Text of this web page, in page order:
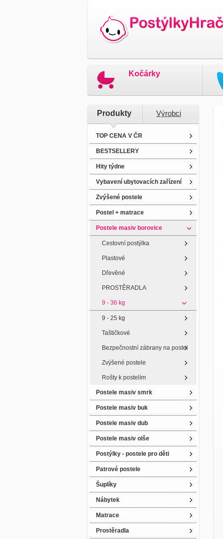
Kočárky
Produkty Výrobci
TOP CENA V ČR
BESTSELLERY
Hity týdne
Vybavení ubytovacích zařízení
Zvýšené postele
Postel + matrace
Postele masiv borovice
Cestovní postýlka
Plastové
Dřevěné
PROSTĚRADLA
9 - 36 kg
9 - 25 kg
Taštičkové
Bezpečnostní zábrany na postel
Zvýšené postele
Rošty k postelím
Postele masiv smrk
Postele masiv buk
Postele masiv dub
Postele masiv olše
Postýlky - postele pro děti
Patrové postele
Šuplíky
Nábytek
Matrace
Prostěradla